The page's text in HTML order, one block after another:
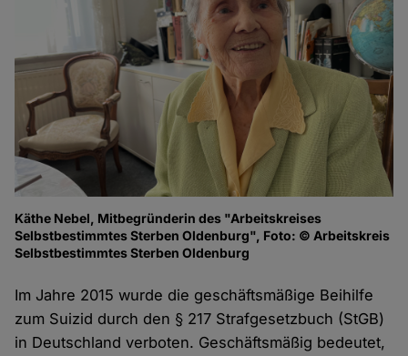
Käthe Nebel, Mitbegründerin des "Arbeitskreises
Selbstbestimmtes Sterben Oldenburg", Foto: © Arbeitskreis
Selbstbestimmtes Sterben Oldenburg
Im Jahre 2015 wurde die geschäftsmäßige Beihilfe
zum Suizid durch den § 217 Strafgesetzbuch (StGB)
in Deutschland verboten. Geschäftsmäßig bedeutet,